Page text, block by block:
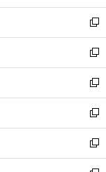
開
く
ウ
で
開
く
ン
ド
ウ
で
開
く
新
し
い
ウ
ィ
ン
ド
ウ
で
開
新
し
い
ウ
ィ
ン
ド
ウ
新
し
い
ウ
ィ
ン
新
し
い
ウ
新
し